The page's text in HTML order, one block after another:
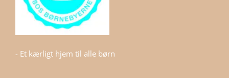
- Et kærligt hjem til alle børn